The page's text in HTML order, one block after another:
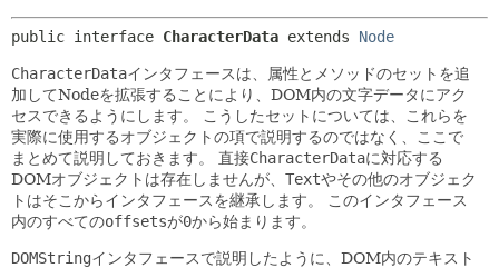
非推奨
ヘルプ
メソッド
public interface CharacterData extends Node
CharacterDataインタフェースは、属性とメソッドのセットを追
加してNodeを拡張することにより、DOM内の文字データにアク
セスできるようにします。
こうしたセットについては、これらを
実際に使用するオブジェクトの項で説明するのではなく、ここで
まとめて説明しておきます。
直接CharacterDataに対応する
DOMオブジェクトは存在しませんが、 Textやその他のオブジェク
トはそこからインタフェースを継承します。
このインタフェース
内のすべてのoffsetsが0から始まります。
DOMStringインタフェースで説明したように、DOM内のテキスト